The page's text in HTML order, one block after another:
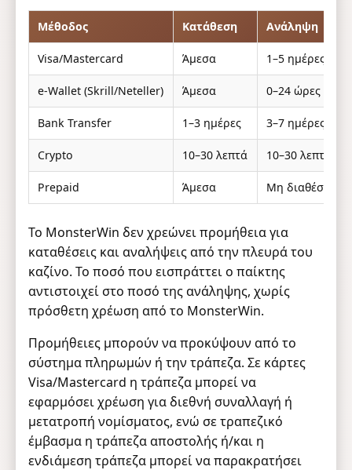
Μέθοδος Κατάθεση Ανάληψη
Visa/Mastercard Άμεσα 1–5 ημέρες
e-Wallet (Skrill/Neteller) Άμεσα 0–24 ώρες
Bank Transfer 1–3 ημέρες 3–7 ημέρες
Crypto 10–30 λεπτά 10–30 λεπτά
Prepaid Άμεσα Μη διαθέσιμο
Το MonsterWin δεν χρεώνει προμήθεια για
καταθέσεις και αναλήψεις από την πλευρά του
καζίνο. Το ποσό που εισπράττει ο παίκτης
αντιστοιχεί στο ποσό της ανάληψης, χωρίς
πρόσθετη χρέωση από το MonsterWin.
Προμήθειες μπορούν να προκύψουν από το
σύστημα πληρωμών ή την τράπεζα. Σε κάρτες
Visa/Mastercard η τράπεζα μπορεί να
εφαρμόσει χρέωση για διεθνή συναλλαγή ή
μετατροπή νομίσματος, ενώ σε τραπεζικό
έμβασμα η τράπεζα αποστολής ή/και η
ενδιάμεση τράπεζα μπορεί να παρακρατήσει